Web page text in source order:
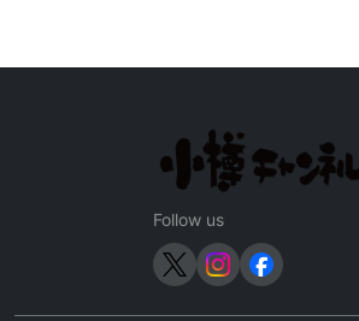
Follow us